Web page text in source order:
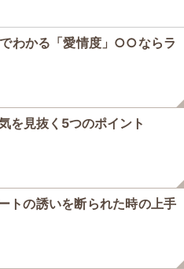
わかる「愛情度」○○ならラ
を見抜く5つのポイント
トの誘いを断られた時の上手